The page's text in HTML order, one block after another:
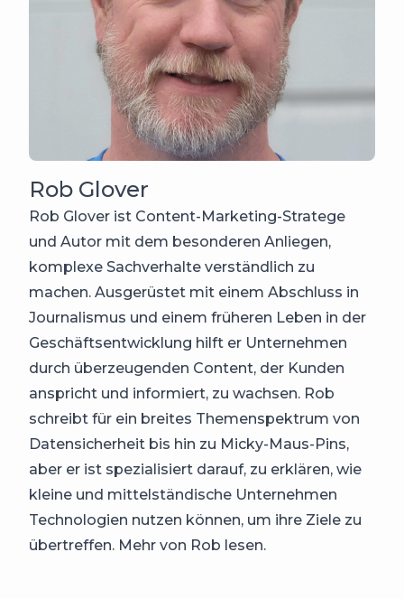
Rob Glover
Rob Glover ist Content-Marketing-Stratege
und Autor mit dem besonderen Anliegen,
komplexe Sachverhalte verständlich zu
machen. Ausgerüstet mit einem Abschluss in
Journalismus und einem früheren Leben in der
Geschäftsentwicklung hilft er Unternehmen
durch überzeugenden Content, der Kunden
anspricht und informiert, zu wachsen. Rob
schreibt für ein breites Themenspektrum von
Datensicherheit bis hin zu Micky-Maus-Pins,
aber er ist spezialisiert darauf, zu erklären, wie
kleine und mittelständische Unternehmen
Technologien nutzen können, um ihre Ziele zu
übertreffen. Mehr von Rob lesen.